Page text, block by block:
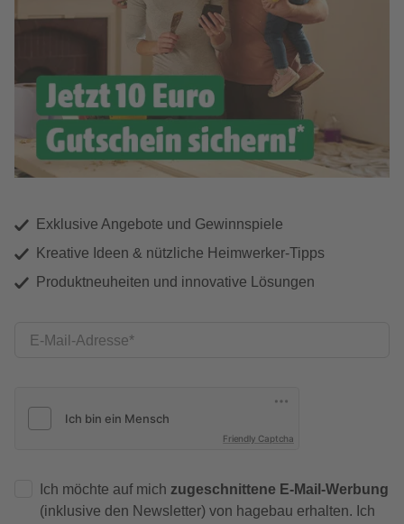
Exklusive Angebote und Gewinnspiele
Kreative Ideen & nützliche Heimwerker-Tipps
Produktneuheiten und innovative Lösungen
E-Mail-Adresse
Friendly Captcha
Ich möchte auf mich zugeschnittene E-Mail-Werbung
(inklusive den Newsletter) von hagebau erhalten. Ich